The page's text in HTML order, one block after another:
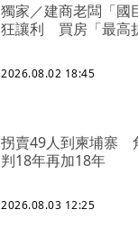
獨家／建商老闆「國
狂讓利 買房「最高
2026.08.02 18:45
拐賣49人到柬埔寨
判18年再加18年
2026.08.03 12:25